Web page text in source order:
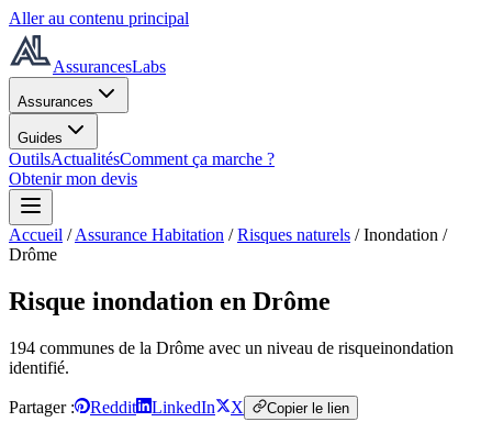
Aller au contenu principal
AssurancesLabs
Assurances
Guides
OutilsActualitésComment ça marche ?
Obtenir mon devis
Accueil /Assurance Habitation /Risques naturels /Inondation /
Drôme
Risque inondation en Drôme
194 communes de la Drôme avec un niveau de risqueinondation
identifié.
Partager : Reddit LinkedIn X Copier le lien